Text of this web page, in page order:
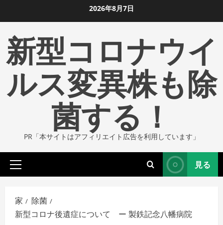
ン
ツ
ま
2026年8月7日
新型コロナウイ
ルス変異株も除
菌する！
PR「本サイトはアフィリエイト広告を利用しています」
プ
イ
マ
リ
見る
家
除菌
新型コロナ後遺症について ー 製鉄記念八幡病院